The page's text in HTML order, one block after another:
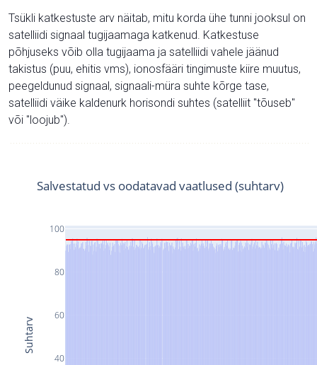
Tsükli katkestuste arv näitab, mitu korda ühe tunni jooksul on
satelliidi signaal tugijaamaga katkenud. Katkestuse
põhjuseks võib olla tugijaama ja satelliidi vahele jäänud
takistus (puu, ehitis vms), ionosfääri tingimuste kiire muutus,
peegeldunud signaal, signaali-müra suhte kõrge tase,
satelliidi väike kaldenurk horisondi suhtes (satelliit "tõuseb"
või "loojub").
40
60
80
100
Salvestatud vs oodatavad vaatlused (suhtarv)
Suhtarv